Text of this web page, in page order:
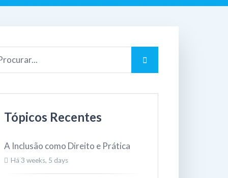
Tópicos Recentes
A Inclusão como Direito e Prática
Há 3 weeks, 5 days